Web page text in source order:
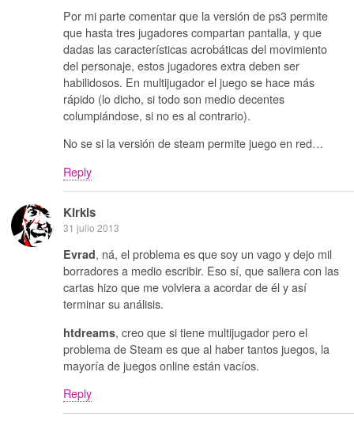
Por mi parte comentar que la versión de ps3 permite
que hasta tres jugadores compartan pantalla, y que
dadas las características acrobáticas del movimiento
del personaje, estos jugadores extra deben ser
habilidosos. En multijugador el juego se hace más
rápido (lo dicho, si todo son medio decentes
columpiándose, si no es al contrario).
No se si la versión de steam permite juego en red…
Reply
Kirkis
31 julio 2013
Evrad, ná, el problema es que soy un vago y dejo mil
borradores a medio escribir. Eso sí, que saliera con las
cartas hizo que me volviera a acordar de él y así
terminar su análisis.
htdreams, creo que si tiene multijugador pero el
problema de Steam es que al haber tantos juegos, la
mayoría de juegos online están vacíos.
Reply